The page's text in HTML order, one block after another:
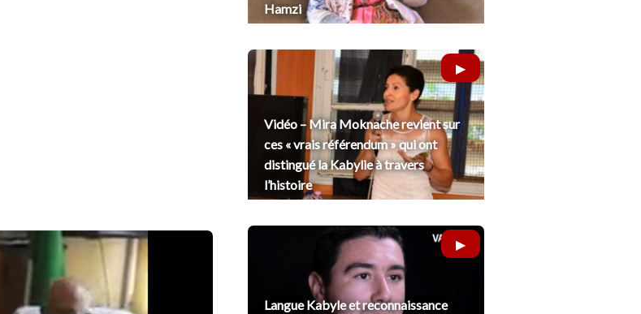
Hamzi
Vidéo – Mira Moknache revient sur
ces « vrais référendum » qui ont
distingué la Kabylie à travers
l’histoire
Langue Kabyle et reconnaissance